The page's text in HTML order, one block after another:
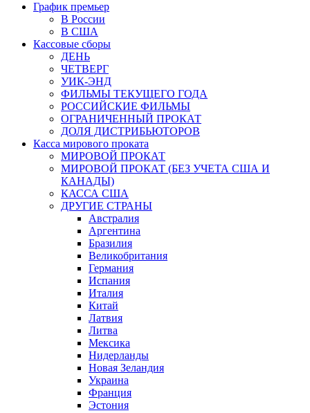
График премьер
В России
В США
Кассовые сборы
ДЕНЬ
ЧЕТВЕРГ
УИК-ЭНД
ФИЛЬМЫ ТЕКУЩЕГО ГОДА
РОССИЙСКИЕ ФИЛЬМЫ
ОГРАНИЧЕННЫЙ ПРОКАТ
ДОЛЯ ДИСТРИБЬЮТОРОВ
Касса мирового проката
МИРОВОЙ ПРОКАТ
МИРОВОЙ ПРОКАТ (БЕЗ УЧЕТА США И
КАНАДЫ)
КАССА США
ДРУГИЕ СТРАНЫ
Австралия
Аргентина
Бразилия
Великобритания
Германия
Испания
Италия
Китай
Латвия
Литва
Мексика
Нидерланды
Новая Зеландия
Украина
Франция
Эстония